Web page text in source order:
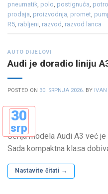
pneumatik, polo, postignuća,
prodaja, proizvodnja, promet,
R5, rabljeni, razvod, razvod lanca
AUTO DIJELOVI
Audi je doradio liniju
POSTED ON 30. SRPNJA 2026. BY IVAN
30
srp
Serija modela Audi A3 već
Sada kompaktna klasa
Nastavite čitati →